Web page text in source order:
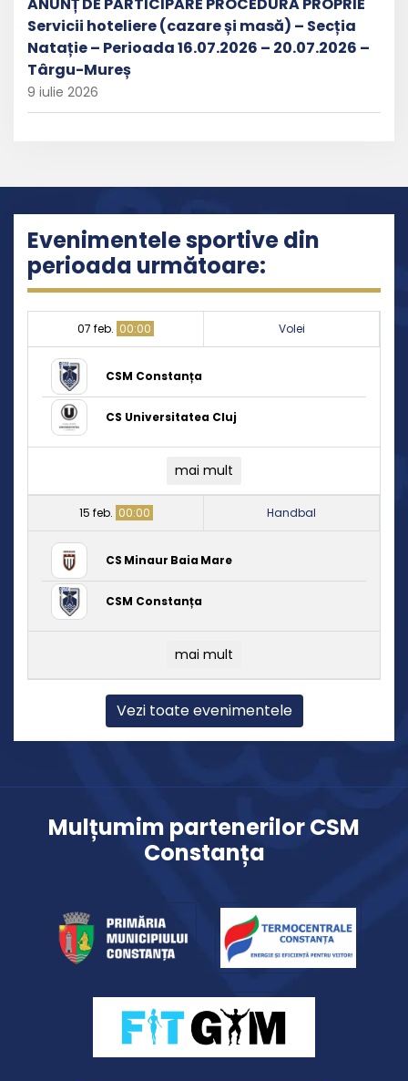
Servicii hoteliere (cazare și masă) – Secția
Natație – Perioada 16.07.2026 – 20.07.2026 –
Târgu-Mureș
9 iulie 2026
Evenimentele sportive din
perioada următoare:
07 feb. 00:00 Volei
CSM Constanța
CS Universitatea Cluj
mai mult
15 feb. 00:00 Handbal
CS Minaur Baia Mare
CSM Constanța
mai mult
Vezi toate evenimentele
Mulțumim partenerilor CSM
Constanța